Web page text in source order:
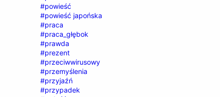
#powieść
#powieść japońska
#praca
#praca_głębok
#prawda
#prezent
#przeciwwirusowy
#przemyślenia
#przyjaźń
#przypadek